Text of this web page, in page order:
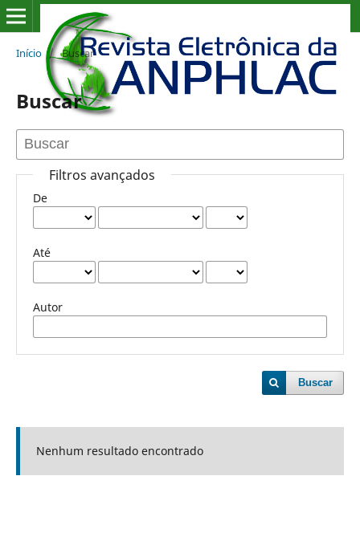
Início / Buscar
Buscar
Filtros avançados
De
Até
Autor
Buscar
Nenhum resultado encontrado